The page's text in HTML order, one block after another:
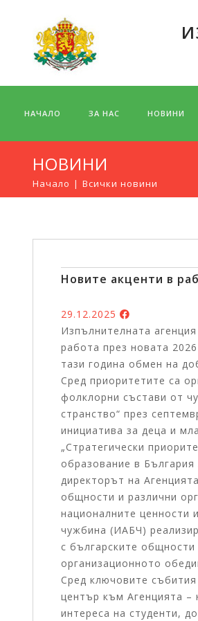
НАЧАЛО ЗА НАС НОВИНИ
НОВИНИ
Начало Всички новини
Новите акценти в
29.12.2025
Изпълнителната
работа през новата
тази година обмен на
Сред приоритетите са
фолклорни състави от
странство“ през
инициатива за деца и
„Стратегически
образование в
директорът на
общности и различни
националните ценности
чужбина (ИАБЧ)
с българските
организационното
Сред ключовите
център към Агенцията –
интереса на студенти,